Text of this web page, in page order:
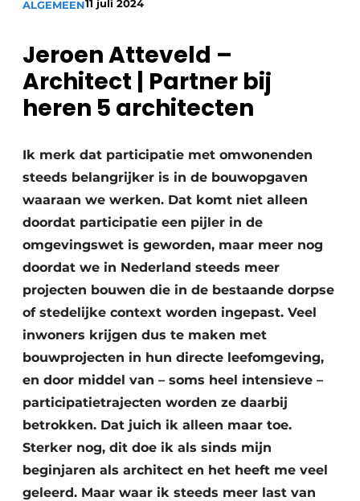
Privacy / Cookie statement
Video’s
ALGEMEEN11 juli 2024
Jeroen Atteveld –
Architect | Partner bij
heren 5 architecten
Ik merk dat participatie met omwonenden
steeds belangrijker is in de bouwopgaven
waaraan we werken. Dat komt niet alleen
doordat participatie een pijler in de
omgevingswet is geworden, maar meer nog
doordat we in Nederland steeds meer
projecten bouwen die in de bestaande dorpse
of stedelijke context worden ingepast. Veel
inwoners krijgen dus te maken met
bouwprojecten in hun directe leefomgeving,
en door middel van – soms heel intensieve –
participatietrajecten worden ze daarbij
betrokken. Dat juich ik alleen maar toe.
Sterker nog, dit doe ik als sinds mijn
beginjaren als architect en het heeft me veel
geleerd. Maar waar ik steeds meer last van